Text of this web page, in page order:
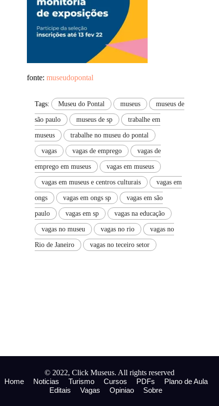
fonte: museudopontal
Tags: Museu do Pontal museus museus de
são paulo museus de sp trabalhe em
museus trabalhe no museu do pontal
vagas vagas de emprego vagas de
emprego em museus vagas em museus
vagas em museus e centros culturais vagas em
ongs vagas em ongs sp vagas em são
paulo vagas em sp vagas na educação
vagas no museu vagas no rio vagas no
Rio de Janeiro vagas no teceiro setor
© 2022, Click Museus. All rights reserved
Home
Noticias Turismo Cursos PDFs
Plano de Aula
Editais
Vagas Opiniao Sobre